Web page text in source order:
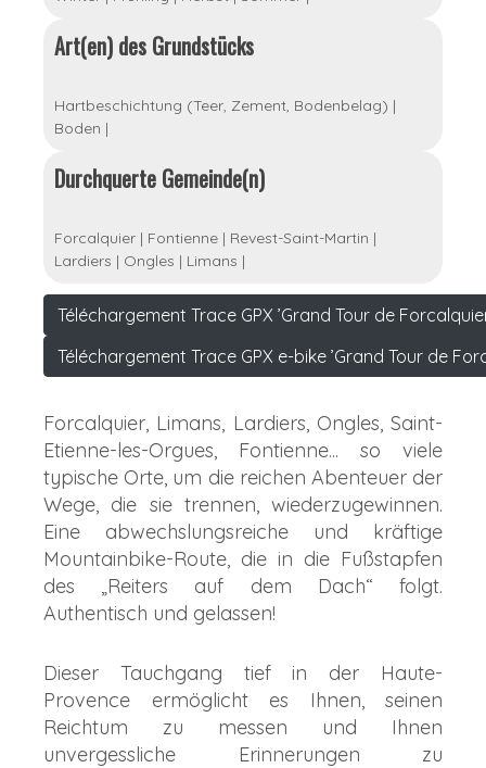
Art(en) des Grundstücks
Hartbeschichtung (Teer, Zement, Bodenbelag) |
Boden |
Durchquerte Gemeinde(n)
Forcalquier | Fontienne | Revest-Saint-Martin |
Lardiers | Ongles | Limans |
Téléchargement Trace GPX ’Grand Tour de
Téléchargement Trace GPX e-bike ’Grand Tour de
Forcalquier, Limans, Lardiers, Ongles, Saint-
Etienne-les-Orgues, Fontienne... so viele
typische Orte, um die reichen Abenteuer der
Wege, die sie trennen, wiederzugewinnen.
Eine abwechslungsreiche und kräftige
Mountainbike-Route, die in die Fußstapfen
des „Reiters auf dem Dach“ folgt.
Authentisch und gelassen!
Dieser Tauchgang tief in der Haute-
Provence ermöglicht es Ihnen, seinen
Reichtum zu messen und Ihnen
unvergessliche Erinnerungen zu